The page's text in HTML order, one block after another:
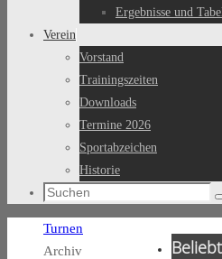
Ergebnisse und
Verein
Vorstand
Trainingszeiten
Downloads
Termine 2026
Sportabzeichen
Historie
Suchen
Start
Turnen
Archiv